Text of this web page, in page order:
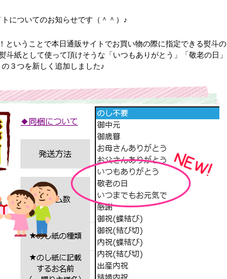
についてのお知らせです（＾＾）♪
ということで本日通販サイトでお買い物の際に指定できる熨斗の
斗紙として使って頂けそうな「いつもありがとう」「敬老の日」
の３つを新しく追加しました♪